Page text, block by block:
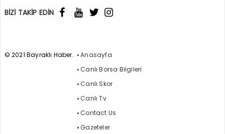
BİZİ TAKİP EDİN
© 2021 Bayraklı Haber.
Anasayfa
Canlı Borsa Bilgileri
Canlı Skor
Canlı Tv
Contact Us
Gazeteler